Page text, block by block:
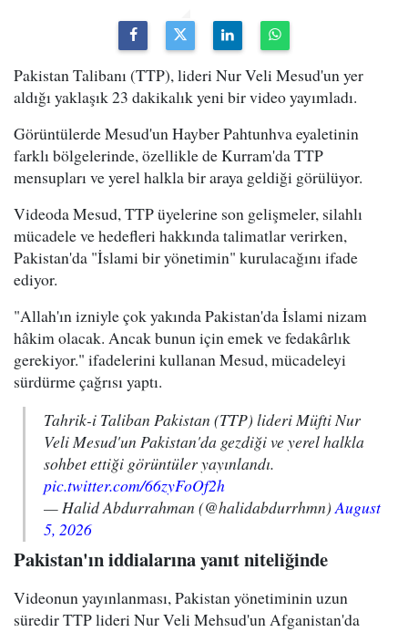
Pakistan Talibanı (TTP), lideri Nur Veli Mesud'un yer
aldığı yaklaşık 23 dakikalık yeni bir video yayımladı.
Görüntülerde Mesud'un Hayber Pahtunhva eyaletinin
farklı bölgelerinde, özellikle de Kurram'da TTP
mensupları ve yerel halkla bir araya geldiği görülüyor.
Videoda Mesud, TTP üyelerine son gelişmeler, silahlı
mücadele ve hedefleri hakkında talimatlar verirken,
Pakistan'da "İslami bir yönetimin" kurulacağını ifade
ediyor.
"Allah'ın izniyle çok yakında Pakistan'da İslami nizam
hâkim olacak. Ancak bunun için emek ve fedakârlık
gerekiyor." ifadelerini kullanan Mesud, mücadeleyi
sürdürme çağrısı yaptı.
Tahrik-i Taliban Pakistan (TTP) lideri Müfti Nur
Veli Mesud'un Pakistan'da gezdiği ve yerel halkla
sohbet ettiği görüntüler yayınlandı.
pic.twitter.com/66zyFoOf2h
— Halid Abdurrahman (@halidabdurrhmn) August
5, 2026
Pakistan'ın iddialarına yanıt niteliğinde
Videonun yayınlanması, Pakistan yönetiminin uzun
süredir TTP lideri Nur Veli Mehsud'un Afganistan'da